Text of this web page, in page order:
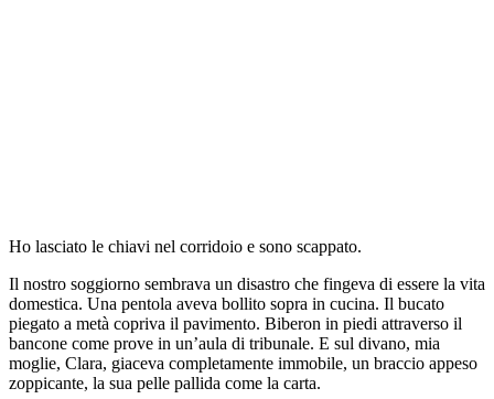
Ho lasciato le chiavi nel corridoio e sono scappato.
Il nostro soggiorno sembrava un disastro che fingeva di essere la vita
domestica. Una pentola aveva bollito sopra in cucina. Il bucato
piegato a metà copriva il pavimento. Biberon in piedi attraverso il
bancone come prove in un’aula di tribunale. E sul divano, mia
moglie, Clara, giaceva completamente immobile, un braccio appeso
zoppicante, la sua pelle pallida come la carta.